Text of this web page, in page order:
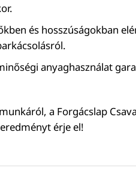
és hosszúságokban
anyaghasználat
a Forgácslap
érje el!